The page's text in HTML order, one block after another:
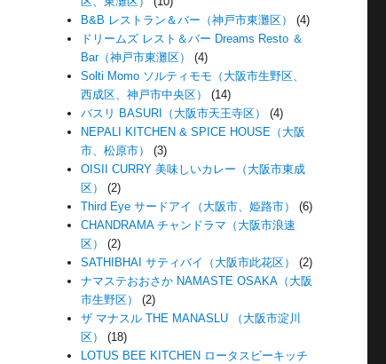
B&B レストラン＆バー（神戸市東灘区）
(4)
ドリームズ レスト＆バー Dreams Resto ＆
Bar（神戸市東灘区）
(4)
Solti Momo ソルティモモ（大阪市生野区、
西成区、神戸市中央区）
(14)
バスリ BASURI（大阪市天王寺区）
(4)
NEPALI KITCHEN & SPICE HOUSE（大阪
市、松原市）
(3)
OISII CURRY 美味しいカレー（大阪市東成
区）
(2)
Third Eye サードアイ（大阪市、姫路市）
(6)
CHANDRAMA チャンドラマ（大阪市浪速
区）
(2)
SATHIBHAI サティバイ（大阪市此花区）
(2)
ナマステおおさか NAMASTE OSAKA（大阪
市生野区）
(2)
ザ マナスル THE MANASLU （大阪市淀川
区）
(18)
LOTUS BEE KITCHEN ロータスビーキッチ